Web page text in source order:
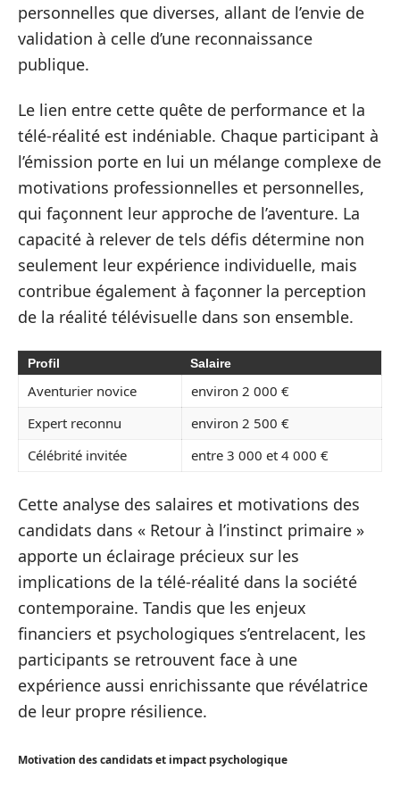
personnelles que diverses, allant de l’envie de
validation à celle d’une reconnaissance
publique.
Le lien entre cette quête de performance et la
télé-réalité est indéniable. Chaque participant à
l’émission porte en lui un mélange complexe de
motivations professionnelles et personnelles,
qui façonnent leur approche de l’aventure. La
capacité à relever de tels défis détermine non
seulement leur expérience individuelle, mais
contribue également à façonner la perception
de la réalité télévisuelle dans son ensemble.
Profil Salaire
Aventurier novice
environ 2 000 €
Expert reconnu
environ 2 500 €
Célébrité invitée
entre 3 000 et 4 000 €
Cette analyse des salaires et motivations des
candidats dans « Retour à l’instinct primaire »
apporte un éclairage précieux sur les
implications de la télé-réalité dans la société
contemporaine. Tandis que les enjeux
financiers et psychologiques s’entrelacent, les
participants se retrouvent face à une
expérience aussi enrichissante que révélatrice
de leur propre résilience.
Motivation des candidats et impact psychologique